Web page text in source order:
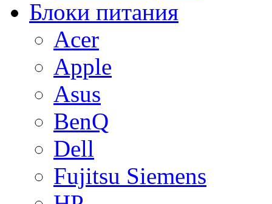
Блоки питания
Acer
Apple
Asus
BenQ
Dell
Fujitsu Siemens